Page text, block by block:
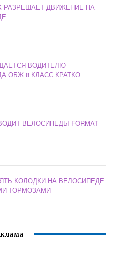
РАЗРЕШАЕТ ДВИЖЕНИЕ НА
ВОДИТЕЛЮ
ОБЖ 8 КЛАСС КРАТКО
ВЕЛОСИПЕДЫ FORMAT
КОЛОДКИ НА ВЕЛОСИПЕДЕ
ТОРМОЗАМИ